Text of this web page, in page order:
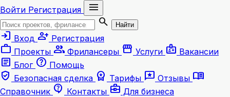
Войти Регистрация
menu
search
Найти
login Вход person_add Регистрация
work Проекты group Фрилансеры storefront Услуги badge Вакансии
article Блог help Помощь
verified_user Безопасная сделка workspace_premium Тарифы reviews Отзывы menu_book
Справочник contact_support Контакты business_center Для бизнеса